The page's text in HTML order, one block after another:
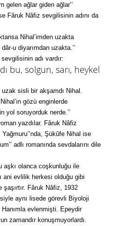
gelen ağlar giden ağlar’’
Fâruk Nâfiz sevgilisinin adını da
Nihal’imden uzakta
u diyarımdan uzakta.’’
adı vardır:
bu, solgun, sarı, heykel
sisli bir akşamdı Nihal.
gözü enginlerde
yol soruyorduk nerde.’’
yazdılar. Fâruk Nâfiz
Yağmuru’’nda, Şükûfe Nihal ise
adlı romanında sevdalarını dile
aşkı olanca coşkunluğu ile
ani evlilik herkesi olduğu gibi
şaşırtır. Fâruk Nâfiz, 1932
aynı lisede görevli Biyoloji
evlenmişti. Epeydir
zamandır konuşmuyorlardı.